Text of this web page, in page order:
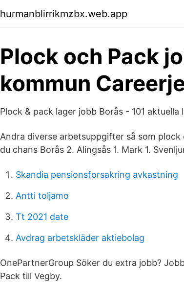
hurmanblirrikmzbx.web.app
Plock och Pack
kommun
Plock & pack lager jobb Borås - 101 aktuella
Andra diverse arbetsuppgifter så som
du chans Borås 2. Alingsås 1. Mark 1.
Skandia pensionsforsakring avkastning
Antti toljamo
Tt 2021 date
Avdrag arbetskläder aktiebolag
OnePartnerGroup Söker du extra jobb?
Pack till Vegby.